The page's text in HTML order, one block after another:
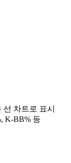
선 차트로 표시
K-BB% 등